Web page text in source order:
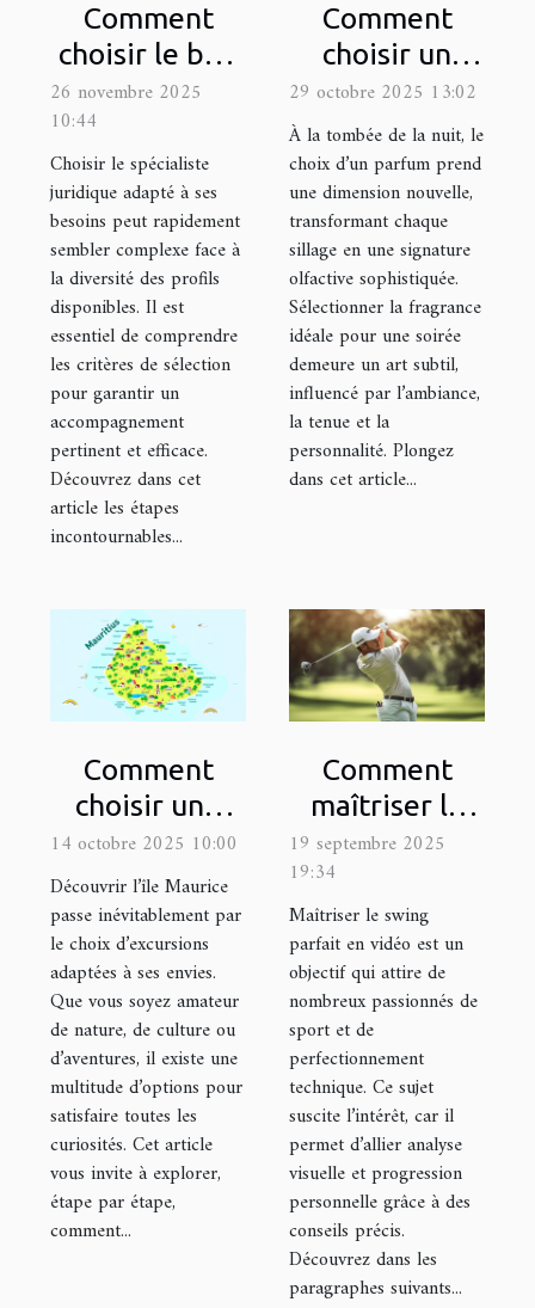
Comment
choisir le bon
spécialiste
juridique pour
vos besoins ?
26 novembre 2025
10:44
Choisir le spécialiste
juridique adapté à ses
besoins peut rapidement
sembler complexe face à
la diversité des profils
disponibles. Il est
essentiel de comprendre
les critères de sélection
pour garantir un
accompagnement
pertinent et efficace.
Découvrez dans cet
article les étapes
incontournables...
Comment
choisir un
parfum pour
les occasions
nocturnes ?
29 octobre 2025 13:02
À la tombée de la nuit, le
choix d’un parfum prend
une dimension nouvelle,
transformant chaque
sillage en une signature
olfactive sophistiquée.
Sélectionner la fragrance
idéale pour une soirée
demeure un art subtil,
influencé par l’ambiance,
la tenue et la
personnalité. Plongez
dans cet article...
Comment
choisir une
excursion
adaptée à vos
intérêts à
Maurice ?
14 octobre 2025 10:00
Découvrir l’île Maurice
passe inévitablement par
le choix d’excursions
adaptées à ses envies.
Que vous soyez amateur
de nature, de culture ou
d’aventures, il existe une
multitude d’options pour
satisfaire toutes les
curiosités. Cet article
vous invite à explorer,
étape par étape,
comment...
Comment
maîtriser le
swing parfait
en vidéo ?
19 septembre 2025
19:34
Maîtriser le swing
parfait en vidéo est un
objectif qui attire de
nombreux passionnés de
sport et de
perfectionnement
technique. Ce sujet
suscite l’intérêt, car il
permet d’allier analyse
visuelle et progression
personnelle grâce à des
conseils précis.
Découvrez dans les
paragraphes suivants...